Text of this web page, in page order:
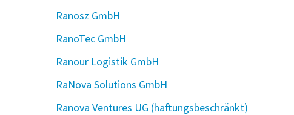
Ranosz GmbH
RanoTec GmbH
Ranour Logistik GmbH
RaNova Solutions GmbH
Ranova Ventures UG (haftungsbeschränkt)